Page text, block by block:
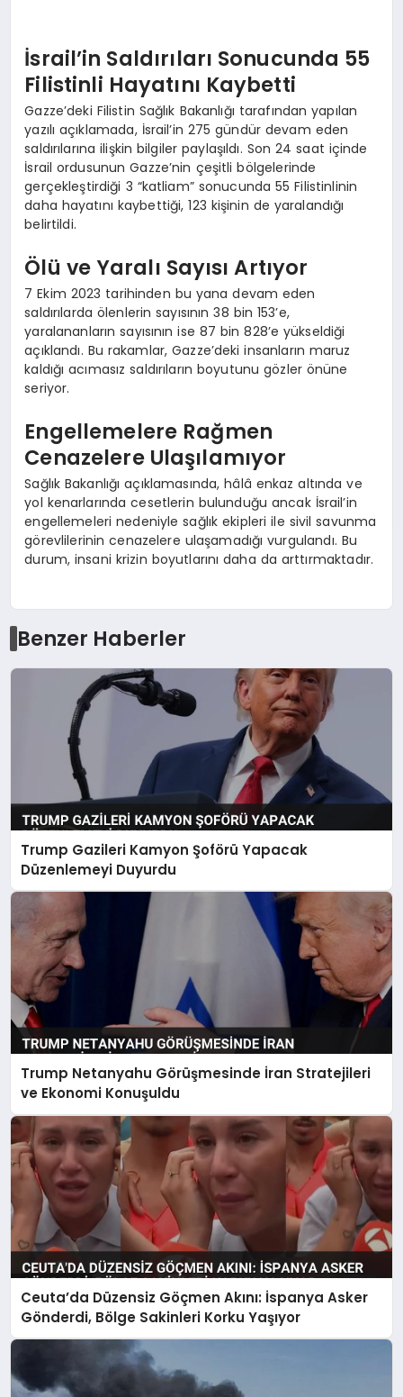
İsrail’in Saldırıları Sonucunda 55
Filistinli Hayatını Kaybetti
Gazze’deki Filistin Sağlık Bakanlığı tarafından yapılan
yazılı açıklamada, İsrail’in 275 gündür devam eden
saldırılarına ilişkin bilgiler paylaşıldı. Son 24 saat içinde
İsrail ordusunun Gazze’nin çeşitli bölgelerinde
gerçekleştirdiği 3 “katliam” sonucunda 55 Filistinlinin
daha hayatını kaybettiği, 123 kişinin de yaralandığı
belirtildi.
Ölü ve Yaralı Sayısı Artıyor
7 Ekim 2023 tarihinden bu yana devam eden
saldırılarda ölenlerin sayısının 38 bin 153’e,
yaralananların sayısının ise 87 bin 828’e yükseldiği
açıklandı. Bu rakamlar, Gazze’deki insanların maruz
kaldığı acımasız saldırıların boyutunu gözler önüne
seriyor.
Engellemelere Rağmen
Cenazelere Ulaşılamıyor
Sağlık Bakanlığı açıklamasında, hâlâ enkaz altında ve
yol kenarlarında cesetlerin bulunduğu ancak İsrail’in
engellemeleri nedeniyle sağlık ekipleri ile sivil savunma
görevlilerinin cenazelere ulaşamadığı vurgulandı. Bu
durum, insani krizin boyutlarını daha da arttırmaktadır.
Benzer Haberler
Trump Gazileri Kamyon Şoförü Yapacak
Düzenlemeyi Duyurdu
Trump Netanyahu Görüşmesinde İran Stratejileri
ve Ekonomi Konuşuldu
Ceuta’da Düzensiz Göçmen Akını: İspanya Asker
Gönderdi, Bölge Sakinleri Korku Yaşıyor